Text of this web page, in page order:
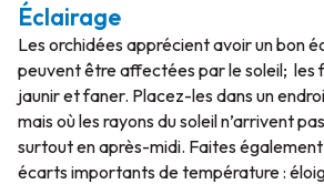
Éclairage
Les orchidées apprécient avoir un bon
peuvent être affectées par le soleil; les
jaunir et faner. Placez-les dans un
mais où les rayons du soleil n’arrivent
surtout en après-midi. Faites
écarts importants de température :